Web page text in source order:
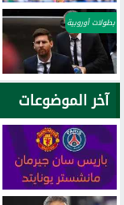
بطولات أوروبية
آخر الموضوعات